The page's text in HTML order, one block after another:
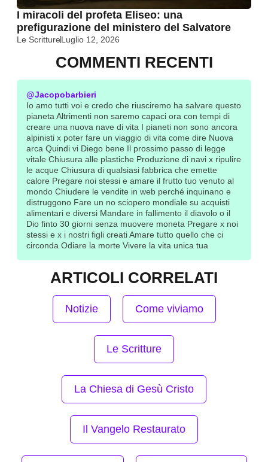
I miracoli del profeta Eliseo: una
prefigurazione del ministero del Salvatore
Le ScrittureLuglio 12, 2026
COMMENTI RECENTI
@Jacopobarbieri
Io amo tutti voi e credo che riusciremo ha salvare questo
pianeta Altrimenti non saremo capaci ora con tempi di
creare una nuova nave di vita I pianeti non sono ancora
alpinisti x poter fare un viaggio di vita come dire Nuova
arca Quindi vi Diego bene Il prossimo passo di legge
vitale Chiusura alle plastiche Produzione di navi x ripulire
le acque Chiusura di qualsiasi fabbrica che emette
calore Pregare noi stessi e amare il frutto tuo venuto al
mondo Chiudere le vendite in web perché inquinano e
distruggono Fare un no sciopero mondiale su acquisti
alimentari e diversi Mandare in fallimento il diavolo o il
Dio finto 30 giorni senza muovere moneta Pregare x noi
stessi e x i nostri figli creati Amare tutto quello che ci
circonda Odiare la morte Vivere la vita unica tua
ARTICOLI CORRELATI
Notizie Come viviamo
Le Scritture
La Chiesa di Gesù Cristo
Il Vangelo Restaurato